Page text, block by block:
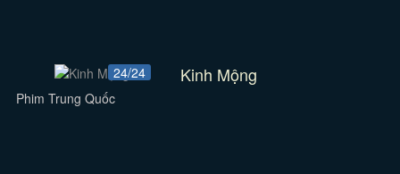
24/24 Kinh Mộng
Phim Trung Quốc